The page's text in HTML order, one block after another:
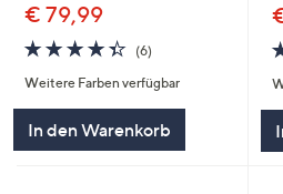
€ 79,99
4.3
von
5
(6)6
Weitere Farben verfügbar
In den Warenkorb